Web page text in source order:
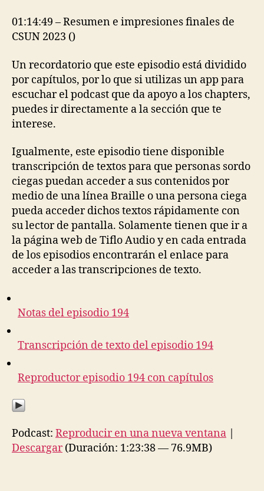
01:14:49 – Resumen e impresiones finales de
CSUN 2023 ()
Un recordatorio que este episodio está dividido
por capítulos, por lo que si utilizas un app para
escuchar el podcast que da apoyo a los chapters,
puedes ir directamente a la sección que te
interese.
Igualmente, este episodio tiene disponible
transcripción de textos para que personas sordo
ciegas puedan acceder a sus contenidos por
medio de una línea Braille o una persona ciega
pueda acceder dichos textos rápidamente con
su lector de pantalla. Solamente tienen que ir a
la página web de Tiflo Audio y en cada entrada
de los episodios encontrarán el enlace para
acceder a las transcripciones de texto.
Notas del episodio 194
Transcripción de texto del episodio 194
Reproductor episodio 194 con capítulos
Podcast: Reproducir en una nueva ventana |
Descargar(Duración: 1:23:38 — 76.9MB)